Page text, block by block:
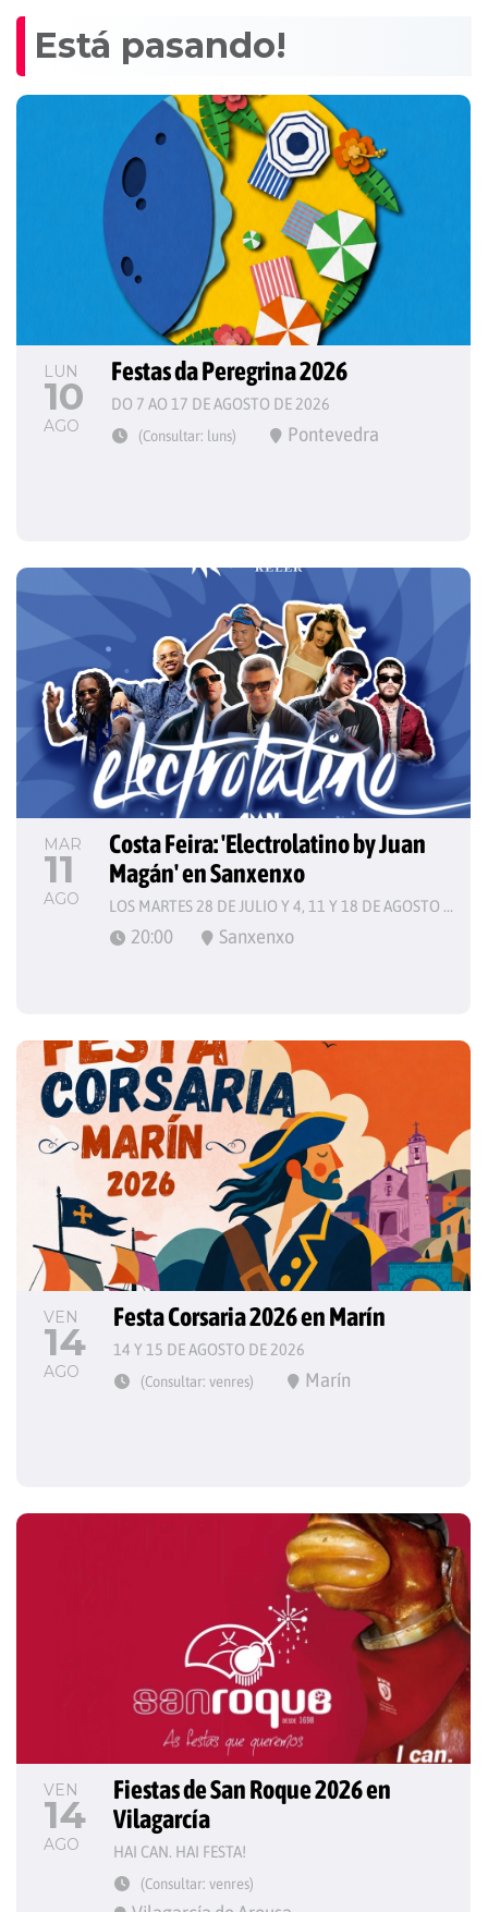
Está pasando!
LUN
10
AGO
Festas da Peregrina 2026
DO 7 AO 17 DE AGOSTO DE 2026
(Consultar: luns) Pontevedra
MAR
11
AGO
Costa Feira: 'Electrolatino by Juan
Magán' en Sanxenxo
LOS MARTES 28 DE JULIO Y 4, 11 Y 18 DE AGOSTO DE 2026
20:00 Sanxenxo
VEN
14
AGO
Festa Corsaria 2026 en Marín
14 Y 15 DE AGOSTO DE 2026
(Consultar: venres) Marín
VEN
14
AGO
Fiestas de San Roque 2026 en
Vilagarcía
HAI CAN. HAI FESTA!
(Consultar: venres)